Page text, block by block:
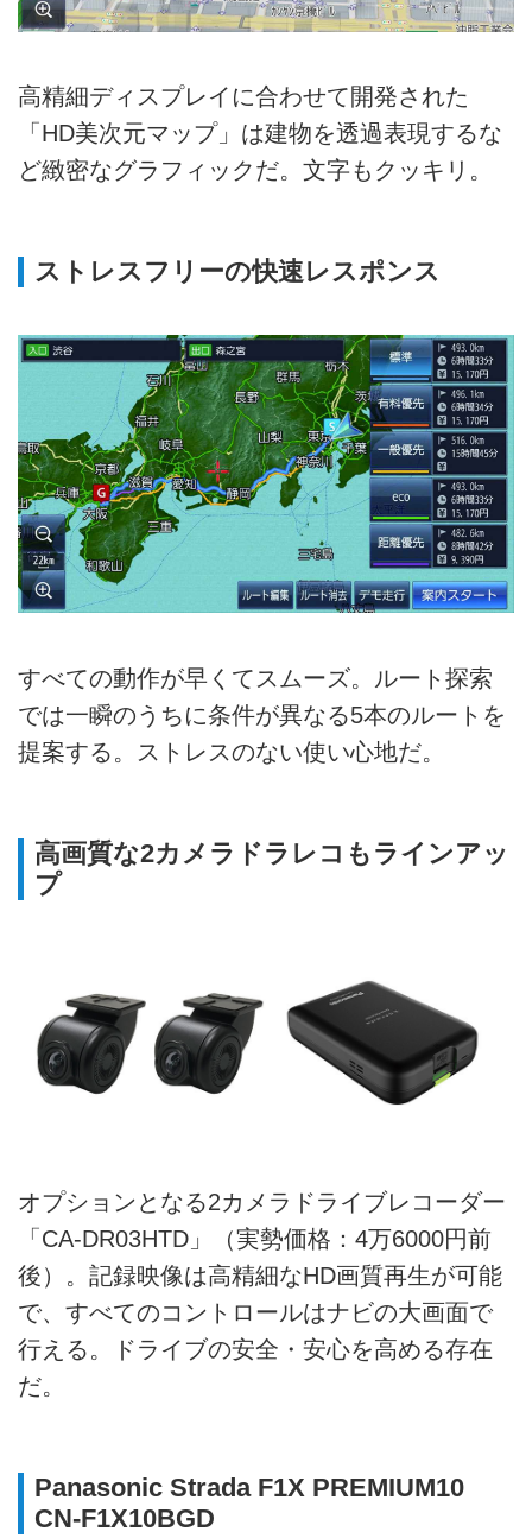
高精細ディスプレイに合わせて開発された
「HD美次元マップ」は建物を透過表現するな
ど緻密なグラフィックだ。文字もクッキリ。
ストレスフリーの快速レスポンス
すべての動作が早くてスムーズ。ルート探索
では一瞬のうちに条件が異なる5本のルートを
提案する。ストレスのない使い心地だ。
高画質な2カメラドラレコもラインアッ
プ
オプションとなる2カメラドライブレコーダー
「CA-DR03HTD」（実勢価格：4万6000円前
後）。記録映像は高精細なHD画質再生が可能
で、すべてのコントロールはナビの大画面で
行える。ドライブの安全・安心を高める存在
だ。
Panasonic Strada F1X PREMIUM10
CN-F1X10BGD